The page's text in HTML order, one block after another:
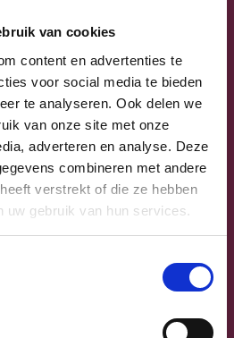
van cookies
content en advertenties te
voor social media te bieden
te analyseren. Ook delen we
van onze site met onze
adverteren en analyse. Deze
combineren met andere
verstrekt of die ze hebben
uw gebruik van hun services.
gsm